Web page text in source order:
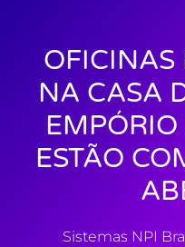
OFICINAS
NA CASA
ESTÃO
Sistemas NPI